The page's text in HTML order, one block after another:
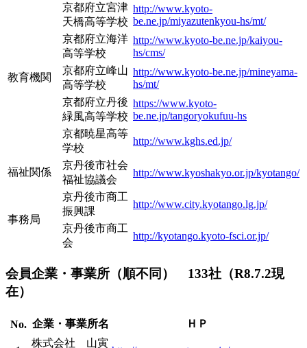
教育機関
京都府立宮津
天橋高等学校
http://www.kyoto-
be.ne.jp/miyazutenkyou-hs/mt/
京都府立海洋
高等学校
http://www.kyoto-be.ne.jp/kaiyou-
hs/cms/
京都府立峰山
高等学校
http://www.kyoto-be.ne.jp/mineyama-
hs/mt/
京都府立丹後
緑風高等学校
https://www.kyoto-
be.ne.jp/tangoryokufuu-hs
京都暁星高等
学校
http://www.kghs.ed.jp/
福祉関係
京丹後市社会
福祉協議会
http://www.kyoshakyo.or.jp/kyotango/
事務局
京丹後市商工
振興課
http://www.city.kyotango.lg.jp/
京丹後市商工
会
http://kyotango.kyoto-fsci.or.jp/
会員企業・事業所 （順不同） 133社（R8.7.2現
在）
No. 企業・事業所名 ＨＰ
株式会社 山寅